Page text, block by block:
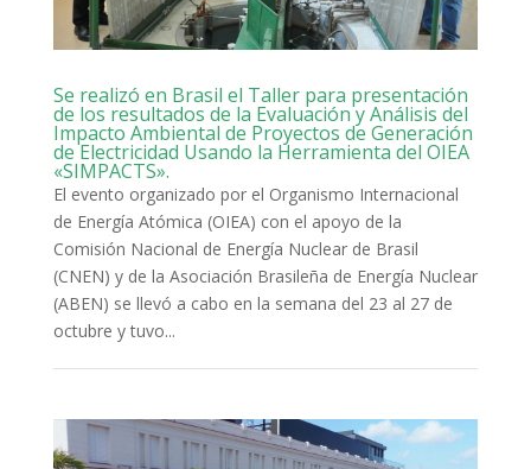
Se realizó en Brasil el Taller para presentación
de los resultados de la Evaluación y Análisis del
Impacto Ambiental de Proyectos de Generación
de Electricidad Usando la Herramienta del OIEA
«SIMPACTS».
El evento organizado por el Organismo Internacional
de Energía Atómica (OIEA) con el apoyo de la
Comisión Nacional de Energía Nuclear de Brasil
(CNEN) y de la Asociación Brasileña de Energía Nuclear
(ABEN) se llevó a cabo en la semana del 23 al 27 de
octubre y tuvo...